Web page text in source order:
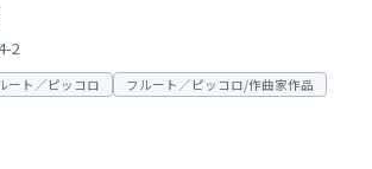
2
ート／ピッコロ フルート／ピッコロ/作曲家作品